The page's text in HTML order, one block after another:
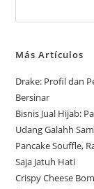
Más Artículos
Drake: Profil dan
Bersinar
Bisnis Jual Hijab:
Udang Galahh
Pancake Souffle,
Saja Jatuh Hati
Crispy Cheese